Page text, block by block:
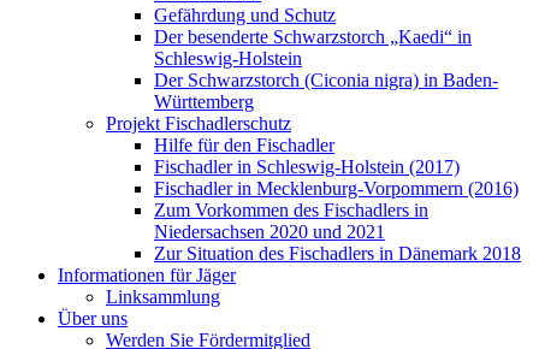
Gefährdung und Schutz
Der besenderte Schwarzstorch „Kaedi“ in
Schleswig-Holstein
Der Schwarzstorch (Ciconia nigra) in Baden-
Württemberg
Projekt Fischadlerschutz
Hilfe für den Fischadler
Fischadler in Schleswig-Holstein (2017)
Fischadler in Mecklenburg-Vorpommern (2016)
Zum Vorkommen des Fischadlers in
Niedersachsen 2020 und 2021
Zur Situation des Fischadlers in Dänemark 2018
Informationen für Jäger
Linksammlung
Über uns
Werden Sie Fördermitglied